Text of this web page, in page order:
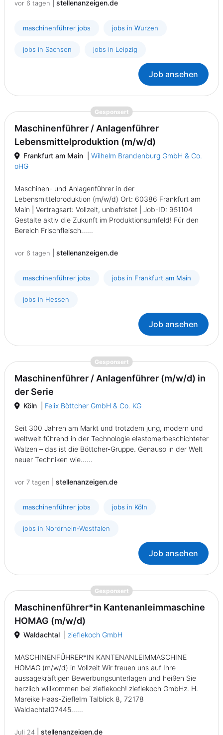
vor 6 tagen stellenanzeigen.de
maschinenführer jobs jobs in Wurzen
jobs in Sachsen jobs in Leipzig
Job ansehen
Gesponsert{prompt.job}
Maschinenführer / Anlagenführer
Lebensmittelproduktion (m/w/d)
Frankfurt am Main
Wilhelm Brandenburg GmbH & Co.
oHG
Maschinen- und Anlagenführer in der
Lebensmittelproduktion (m/w/d) Ort: 60386 Frankfurt am
Main | Vertragsart: Vollzeit, unbefristet | Job-ID: 951104
Gestalte aktiv die Zukunft im Produktionsumfeld! Für den
Bereich Frischfleisch......
vor 6 tagen stellenanzeigen.de
maschinenführer jobs jobs in Frankfurt am Main
jobs in Hessen
Job ansehen
Gesponsert{prompt.job}
Maschinenführer / Anlagenführer (m/w/d) in
der Serie
Köln Felix Böttcher GmbH & Co. KG
Seit 300 Jahren am Markt und trotzdem jung, modern und
weltweit führend in der Technologie elastomerbeschichteter
Walzen – das ist die Böttcher-Gruppe. Genauso in der Welt
neuer Techniken wie......
vor 7 tagen stellenanzeigen.de
maschinenführer jobs jobs in Köln
jobs in Nordrhein-Westfalen
Job ansehen
Gesponsert{prompt.job}
Maschinenführer*in Kantenanleimmaschine
HOMAG (m/w/d)
Waldachtal zieflekoch GmbH
MASCHINENFÜHRER*IN KANTENANLEIMMASCHINE
HOMAG (m/w/d) in Vollzeit Wir freuen uns auf Ihre
aussagekräftigen Bewerbungsunterlagen und heißen Sie
herzlich willkommen bei zieflekoch! zieflekoch GmbHz. H.
Mareike Haas-ZiefleIm Talblick 8, 72178
Waldachtal07445......
Juli 24 stellenanzeigen.de